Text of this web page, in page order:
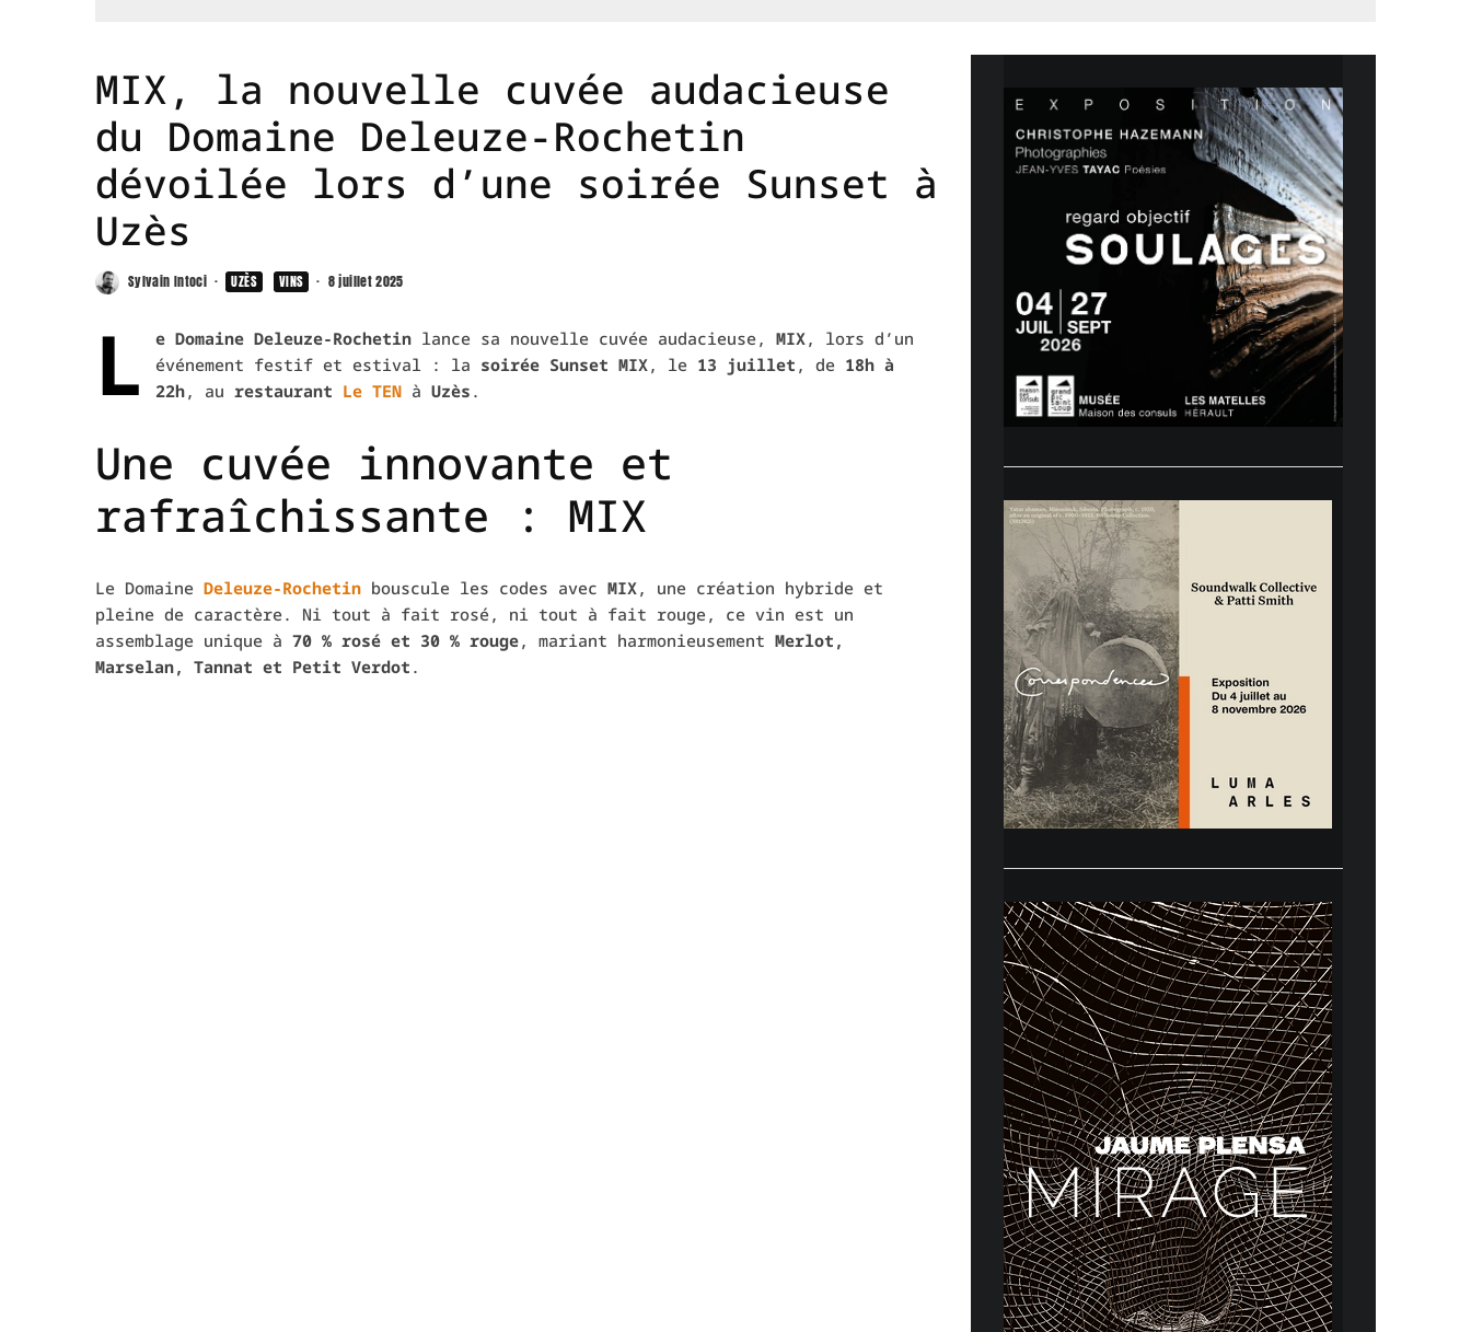
MIX, la nouvelle cuvée audacieuse
du Domaine Deleuze-Rochetin
dévoilée lors d’une soirée Sunset à
Uzès
Sylvain Intoci · UZÈS VINS · 8 juillet 2025
L e Domaine Deleuze-Rochetin lance sa nouvelle cuvée audacieuse, MIX, lors d’un
événement festif et estival : la soirée Sunset MIX, le 13 juillet , de 18h à
22h, au restaurant Le TEN à Uzès .
Une cuvée innovante et
rafraîchissante : MIX
Le Domaine Deleuze-Rochetin bouscule les codes avec MIX, une création hybride et
pleine de caractère. Ni tout à fait rosé, ni tout à fait rouge, ce vin est un
assemblage unique à 70 % rosé et 30 % rouge, mariant harmonieusement Merlot,
Marselan, Tannat et Petit Verdot .